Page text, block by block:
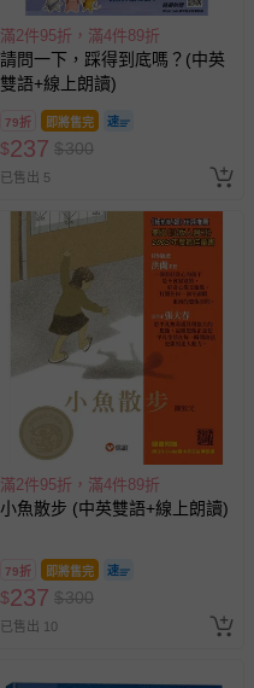
滿2件95折，滿4件89折
請問一下，踩得到底嗎？(中英
雙語+線上朗讀)
79折 即將售完
$237 $300
已售出 5
滿2件95折，滿4件89折
小魚散步 (中英雙語+線上朗讀)
79折 即將售完
$237 $300
已售出 10